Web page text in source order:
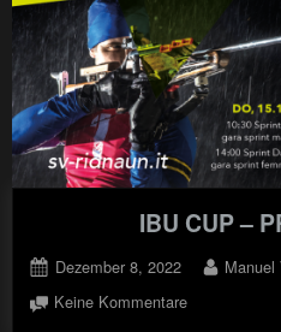
IBU CUP –
Posted
on
Dezember 8, 2022 By
Manuel
Keine Kommentarezu